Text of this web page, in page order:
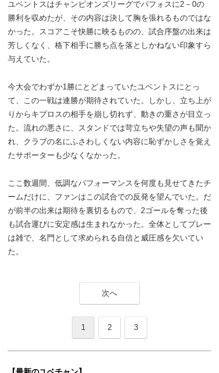
ユベントスはチャンピオンズリーグでパフォスに2－0の
勝利を収めたが、その内容は決して胸を張れるものではな
かった。スコアこそ快勝に映るものの、試合序盤の出来は
芳しくなく、格下相手に勝ち点を落としかねない印象すら
与えていた。
今大会でわずか1勝にとどまっていたユベントスにとっ
て、この一戦は連勝が期待されていた。しかし、立ち上が
りからキプロスの相手を崩し切れず、動きの重さが目立っ
た。流れの悪さに、スタンドでは苛立ちや失望の声も聞か
れ、クラブの名にふさわしくない内容に恥ずかしさを覚え
たサポーターも少なくなかった。
ここ数週間、低調なパフォーマンスを何度も見せてきたチ
ームだけに、ファンはこの試合での反発を望んでいた。だ
が前半の出来は期待を裏切るもので、2ゴールを奪った後
も試合運びに安定感は生まれなかった。全体としてプレー
は雑で、名門として求められる自信と威圧感を欠いてい
た。
次へ
1 2 3